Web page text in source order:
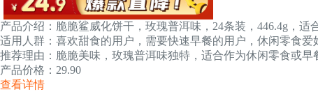
产品介绍：脆脆鲨威化饼干，玫瑰普洱味，24条装，446.4g，适
适用人群：喜欢甜食的用户，需要快速早餐的用户，休闲零食爱
推荐理由：脆脆美味，玫瑰普洱味独特，适合作为休闲零食或早
产品价格：29.90
查看详情